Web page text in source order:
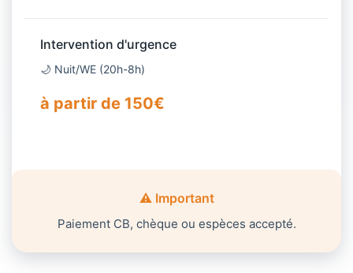
Intervention d'urgence
🌙 Nuit/WE (20h-8h)
à partir de 150€
⚠️ Important
Paiement CB, chèque ou espèces accepté.